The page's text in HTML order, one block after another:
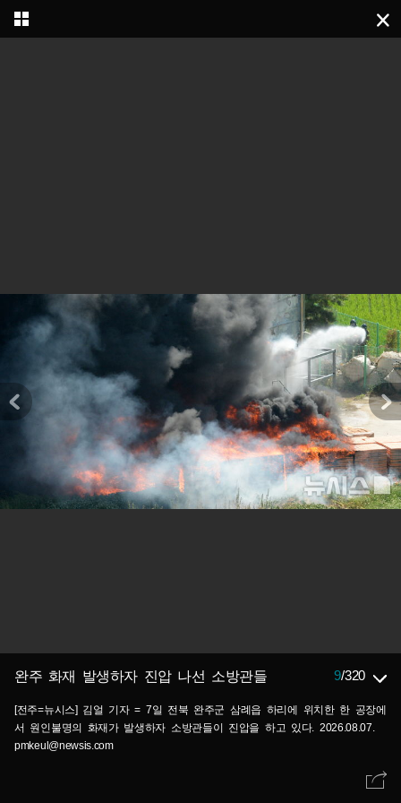
완주 화재 발생하자 진압 나선 소방관들 9/320
[전주=뉴시스] 김얼 기자 = 7일 전북 완주군 삼례읍 하리에 위치한 한 공장에
서 원인불명의 화재가 발생하자 소방관들이 진압을 하고 있다. 2026.08.07.
pmkeul@newsis.com